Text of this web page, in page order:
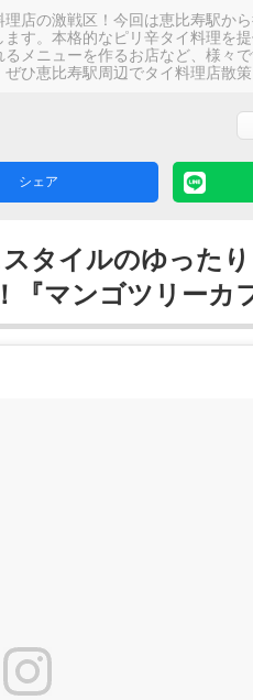
店の激戦区！今回は恵比寿駅か
す。本格的なピリ辛タイ料理を提
メニューを作るお店など、様々
ひ恵比寿駅周辺でタイ料理店散
シェア
タイルのゆった
『マンゴツリーカ